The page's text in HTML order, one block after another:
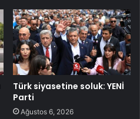
Türk siyasetine soluk: YENİ
Parti
Ağustos 6, 2026